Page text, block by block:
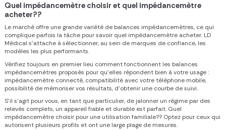
Quel impédancemètre choisir et quel impédancemètre
acheter??
Le marché offre une grande variété de balances impédancemètres, ce qui
complique parfois la tâche pour savoir quel impédancemètre acheter. LD
Médical s’attache à sélectionner, au sein de marques de confiance, les
modèles les plus performants.
Vérifiez toujours en premier lieu comment fonctionnent les balances
impédancemètres proposés pour qu’elles répondent bien à votre usage :
impédancemètre connecté, compatibilité avec votre téléphone mobile,
possibilité de mémoriser vos résultats, d’obtenir une courbe de suivi.
S’il s’agit pour vous, en tant que particulier, de jalonner un régime par des
relevés complets, un appareil fiable et durable est parfait. Quel
impédancemètre choisir pour une utilisation familiale?? Optez pour ceux qui
autorisent plusieurs profils et ont une large plage de mesures.